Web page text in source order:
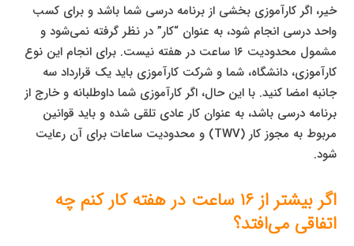
خیر، اگر کارآموزی بخشی از برنامه درسی شما باشد و برای کسب
واحد درسی انجام شود، به عنوان “کار” در نظر گرفته نمی‌شود و
مشمول محدودیت ۱۶ ساعت در هفته نیست. برای انجام این نوع
کارآموزی، دانشگاه، شما و شرکت کارآموزی باید یک قرارداد سه
جانبه امضا کنید. با این حال، اگر کارآموزی شما داوطلبانه و خارج از
برنامه درسی باشد، به عنوان کار عادی تلقی شده و باید قوانین
مربوط به مجوز کار (TWV) و محدودیت ساعات برای آن رعایت
شود.
اگر بیشتر از ۱۶ ساعت در هفته کار کنم چه
اتفاقی می‌افتد؟